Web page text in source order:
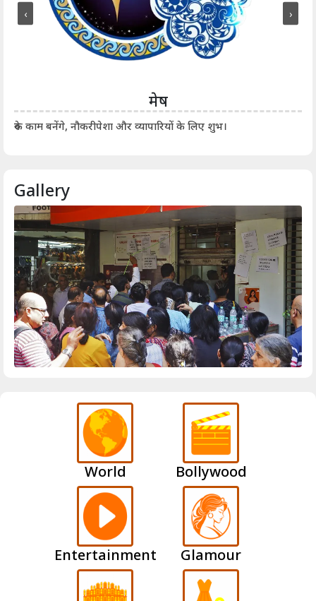
मेष
रुके काम बनेंगे, नौकरीपेशा और व्यापारियों के लिए शुभ।
‹ ›
Gallery
World Bollywood
Entertainment Glamour